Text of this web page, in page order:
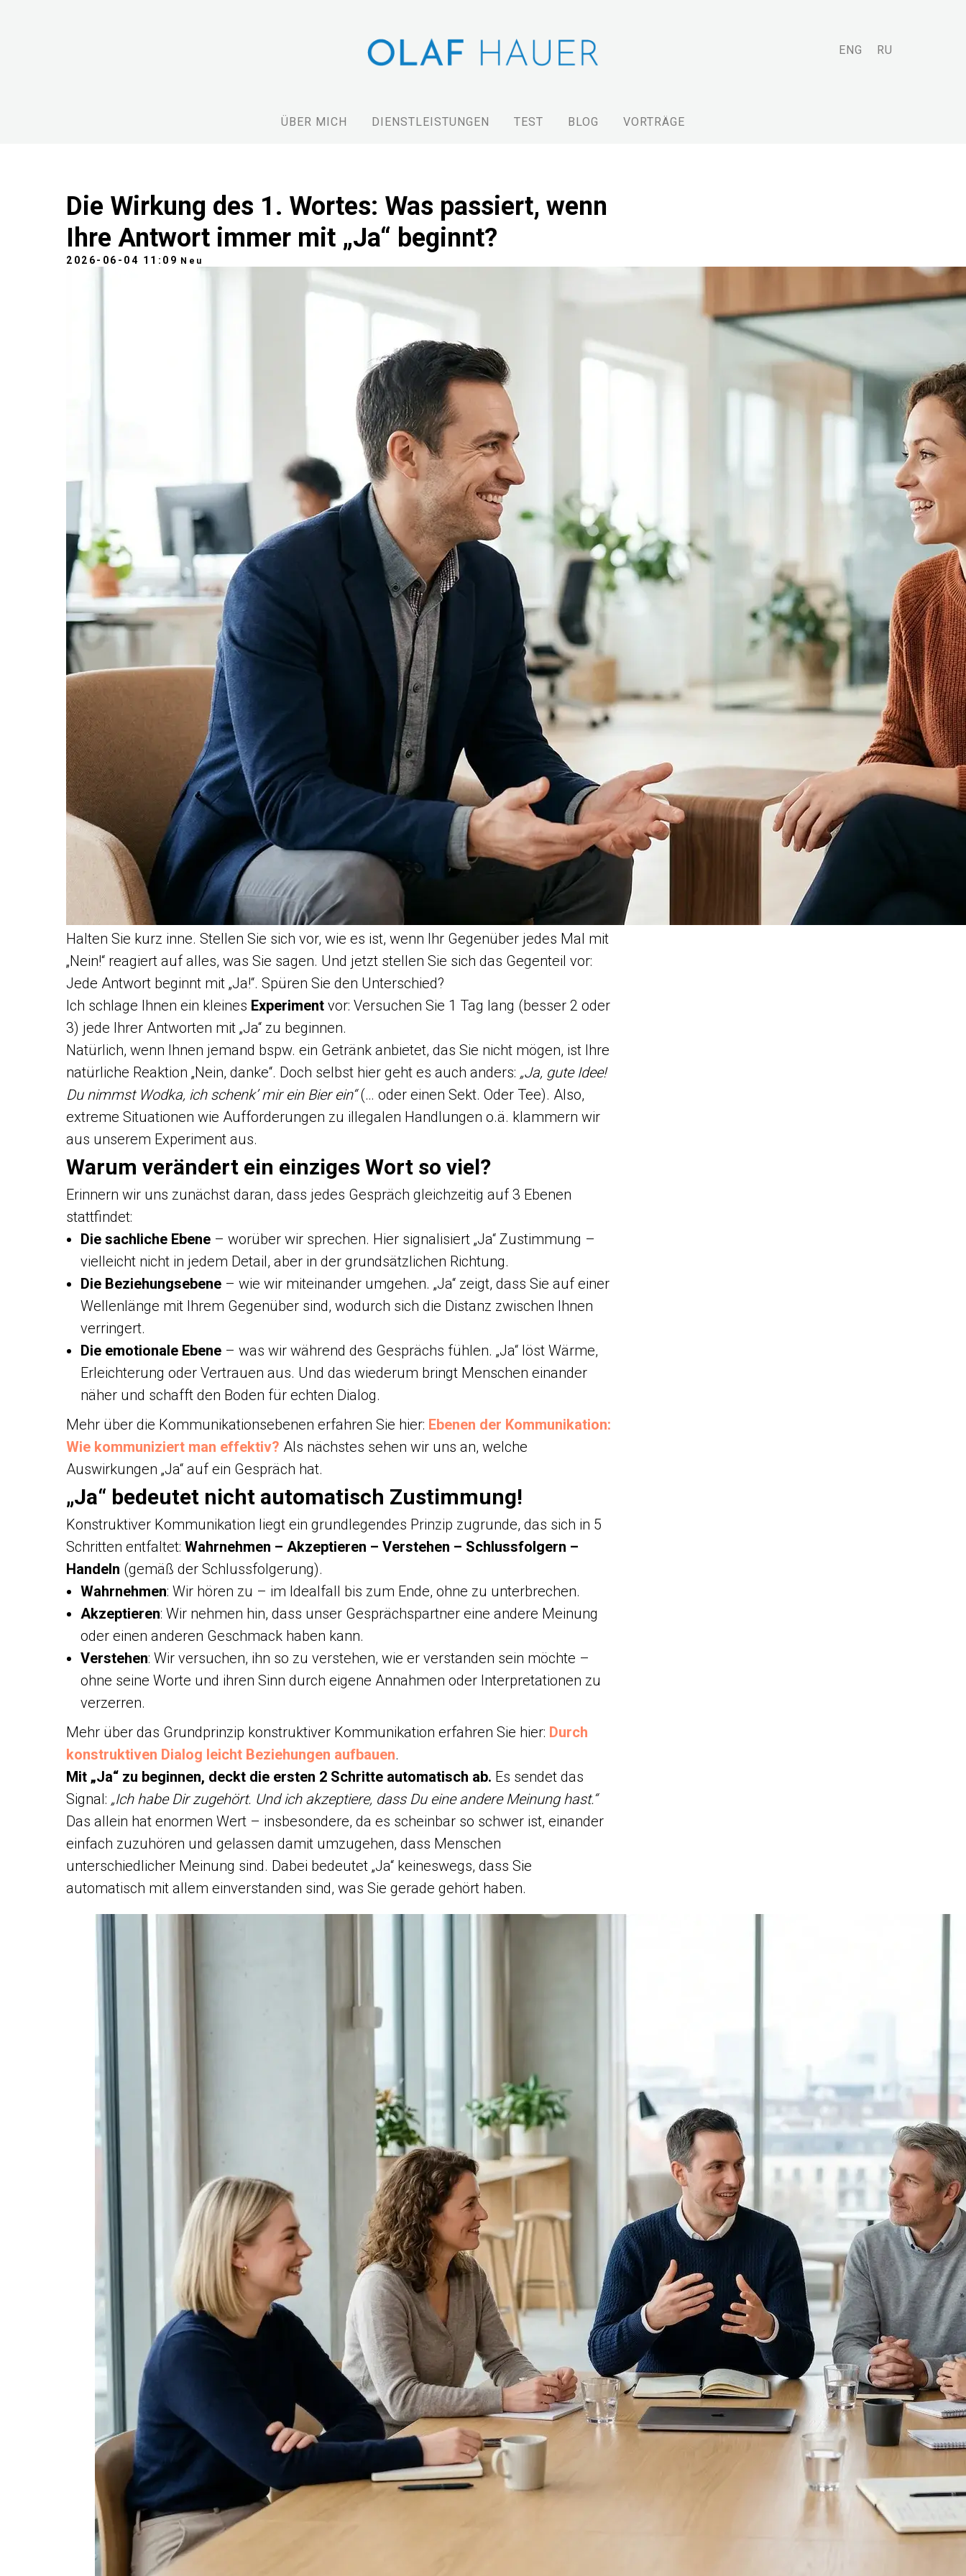
ENG RU
ÜBER MICH DIENSTLEISTUNGEN TEST BLOG VORTRÄGE
Die Wirkung des 1. Wortes: Was passiert, wenn
Ihre Antwort immer mit „Ja“ beginnt?
2026-06-04 11:09 Neu
Halten Sie kurz inne. Stellen Sie sich vor, wie es ist, wenn Ihr Gegenüber jedes Mal mit
„Nein!“ reagiert auf alles, was Sie sagen. Und jetzt stellen Sie sich das Gegenteil vor:
Jede Antwort beginnt mit „Ja!“. Spüren Sie den Unterschied?
Ich schlage Ihnen ein kleines Experiment vor: Versuchen Sie 1 Tag lang (besser 2 oder
3) jede Ihrer Antworten mit „Ja“ zu beginnen.
Natürlich, wenn Ihnen jemand bspw. ein Getränk anbietet, das Sie nicht mögen, ist Ihre
natürliche Reaktion „Nein, danke“. Doch selbst hier geht es auch anders: „Ja, gute Idee!
Du nimmst Wodka, ich schenk’ mir ein Bier ein“(… oder einen Sekt. Oder Tee). Also,
extreme Situationen wie Aufforderungen zu illegalen Handlungen o.ä. klammern wir
aus unserem Experiment aus.
Warum verändert ein einziges Wort so viel?
Erinnern wir uns zunächst daran, dass jedes Gespräch gleichzeitig auf 3 Ebenen
stattfindet:
Die sachliche Ebene – worüber wir sprechen. Hier signalisiert „Ja“ Zustimmung –
vielleicht nicht in jedem Detail, aber in der grundsätzlichen Richtung.
Die Beziehungsebene – wie wir miteinander umgehen. „Ja“ zeigt, dass Sie auf einer
Wellenlänge mit Ihrem Gegenüber sind, wodurch sich die Distanz zwischen Ihnen
verringert.
Die emotionale Ebene – was wir während des Gesprächs fühlen. „Ja“ löst Wärme,
Erleichterung oder Vertrauen aus. Und das wiederum bringt Menschen einander
näher und schafft den Boden für echten Dialog.
Mehr über die Kommunikationsebenen erfahren Sie hier: Ebenen der Kommunikation:
Wie kommuniziert man effektiv? Als nächstes sehen wir uns an, welche
Auswirkungen „Ja“ auf ein Gespräch hat.
„Ja“ bedeutet nicht automatisch Zustimmung!
Konstruktiver Kommunikation liegt ein grundlegendes Prinzip zugrunde, das sich in 5
Schritten entfaltet: Wahrnehmen – Akzeptieren – Verstehen – Schlussfolgern –
Handeln (gemäß der Schlussfolgerung).
Wahrnehmen: Wir hören zu – im Idealfall bis zum Ende, ohne zu unterbrechen.
Akzeptieren: Wir nehmen hin, dass unser Gesprächspartner eine andere Meinung
oder einen anderen Geschmack haben kann.
Verstehen: Wir versuchen, ihn so zu verstehen, wie er verstanden sein möchte –
ohne seine Worte und ihren Sinn durch eigene Annahmen oder Interpretationen zu
verzerren.
Mehr über das Grundprinzip konstruktiver Kommunikation erfahren Sie hier: Durch
konstruktiven Dialog leicht Beziehungen aufbauen.
Mit „Ja“ zu beginnen, deckt die ersten 2 Schritte automatisch ab. Es sendet das
Signal: „Ich habe Dir zugehört. Und ich akzeptiere, dass Du eine andere Meinung hast.“
Das allein hat enormen Wert – insbesondere, da es scheinbar so schwer ist, einander
einfach zuzuhören und gelassen damit umzugehen, dass Menschen
unterschiedlicher Meinung sind. Dabei bedeutet „Ja“ keineswegs, dass Sie
automatisch mit allem einverstanden sind, was Sie gerade gehört haben.